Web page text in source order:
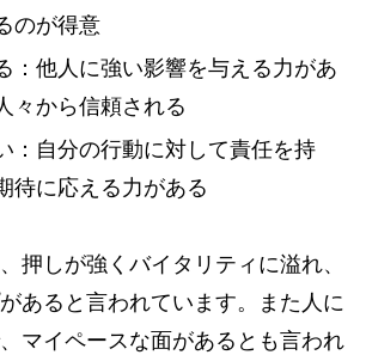
のが得意
：他人に強い影響を与える力があ
々から信頼される
：自分の行動に対して責任を持
待に応える力がある
押しが強くバイタリティに溢れ、
あると言われています。また人に
マイペースな面があるとも言われ